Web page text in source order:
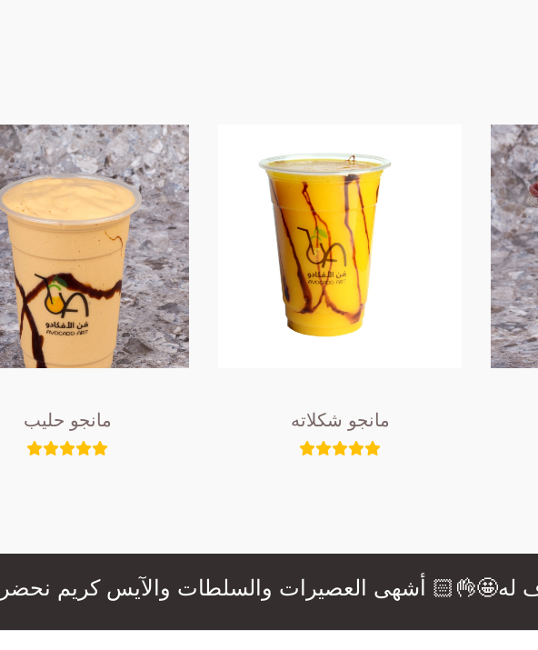
مانجو حليب مانجو شكلاته
أشهى العصيرات والسلطات والآيس كريم نحضرها لكم